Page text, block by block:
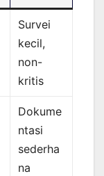
Survei
kecil,
non-
kritis
Dokume
ntasi
sederha
na